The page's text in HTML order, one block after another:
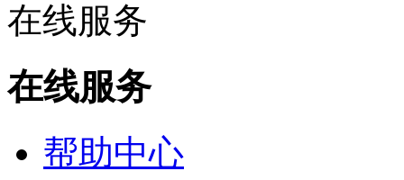
在线服务
在线服务
帮助中心